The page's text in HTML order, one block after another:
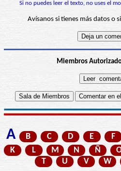
Si no puedes leer el texto, no uses el
Avísanos si tienes más datos o
Miembros
A B C D E F
K
L M N Ñ
T
U V W